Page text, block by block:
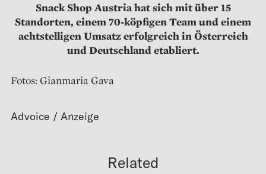
Snack Shop Austria hat sich mit über 15
Standorten, einem 70-köpfigen Team und einem
achtstelligen Um­satz erfolgreich in Österreich
und Deutschland etabliert.
Fotos: Gianmaria Gava
Related